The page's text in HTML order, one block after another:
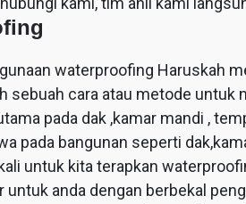
waterproofing Haruskah
sebuah cara atau metode
pada dak ,kamar mandi ,
pada bangunan seperti
untuk kita terapkan
anda dengan berbekal